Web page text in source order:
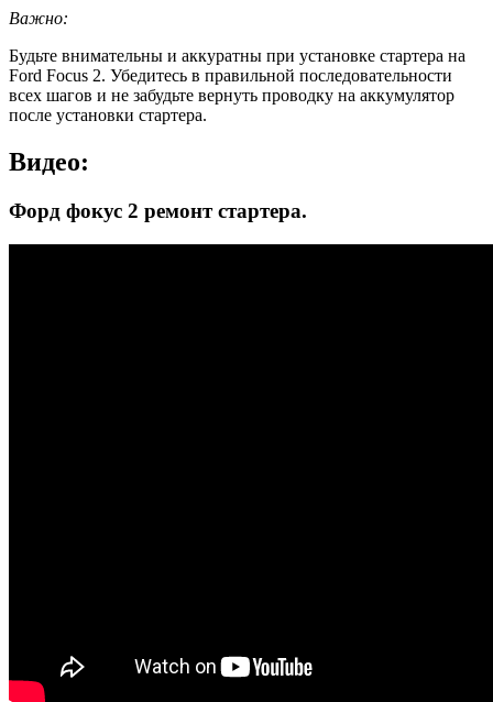
Важно:
Будьте внимательны и аккуратны при установке стартера на
Ford Focus 2. Убедитесь в правильной последовательности
всех шагов и не забудьте вернуть проводку на аккумулятор
после установки стартера.
Видео:
Форд фокус 2 ремонт стартера.